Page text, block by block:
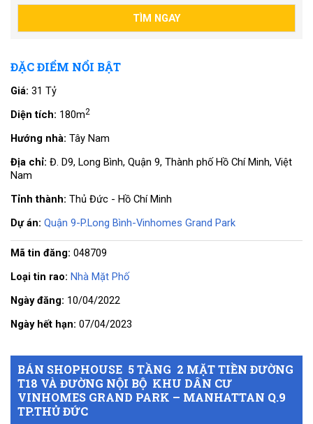
BÁN SHOPHOUSE 5 TẦNG 2 MẶT TIỀN ĐƯỜNG
T18 VÀ ĐƯỜNG NỘI BỘ KHU DÂN CƯ
VINHOMES GRAND PARK – MANHATTAN Q.9
TP.THỦ ĐỨC
ĐẶC ĐIỂM NỔI BẬT
Giá: 31 Tỷ
Diện tích: 180m2
Hướng nhà: Tây Nam
Địa chỉ: Đ. D9, Long Bình, Quận 9, Thành phố Hồ Chí Minh, Việt
Nam
Tỉnh thành: Thủ Đức - Hồ Chí Minh
Dự án: Quận 9-P.Long Bình-Vinhomes Grand Park
Mã tin đăng: 048709
Loại tin rao: Nhà Mặt Phố
Ngày đăng: 10/04/2022
Ngày hết hạn: 07/04/2023